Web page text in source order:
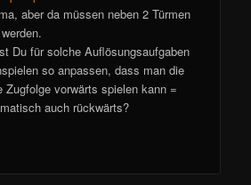
aber da müssen neben 2 Türmen
Du für solche Auflösungsaufgaben
so anpassen, dass man die
Zugfolge vorwärts spielen kann =
auch rückwärts?